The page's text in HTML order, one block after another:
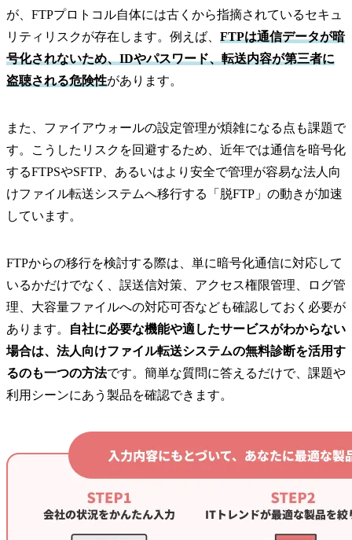
が、FTPプロトコル自体には古くから指摘されているセキュ
リティリスクが存在します。例えば、 FTPは通信データが暗
号化されないため、IDやパスワード、転送内容が第三者に
盗聴される危険性があります。
また、ファイアウォールの設定管理が煩雑になる点も課題で
す。こうしたリスクを回避するため、近年では通信を暗号化
するFTPSやSFTP、あるいはより安全で管理が容易な法人向
けファイル転送システムへ移行する「脱FTP」の動きが加速
しています。
FTPからの移行を検討する際は、単に暗号化通信に対応して
いるかだけでなく、誤送信対策、アクセス権限管理、ログ管
理、大容量ファイルへの対応可否なども確認しておく必要が
あります。
自社に必要な機能や適したサービスがわからない
場合は、法人向けファイル転送システムの無料診断を活用す
るのも一つの方法です。簡単な質問に答えるだけで、課題や
利用シーンにあう製品を確認できます。